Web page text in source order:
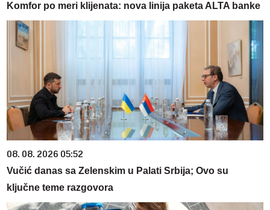
Komfor po meri klijenata: nova linija paketa ALTA banke
08. 08. 2026 05:52
Vučić danas sa Zelenskim u Palati Srbija; Ovo su
ključne teme razgovora